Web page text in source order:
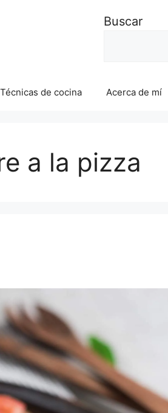
Buscar
Técnicas de cocina Acerca de mí
a la pizza